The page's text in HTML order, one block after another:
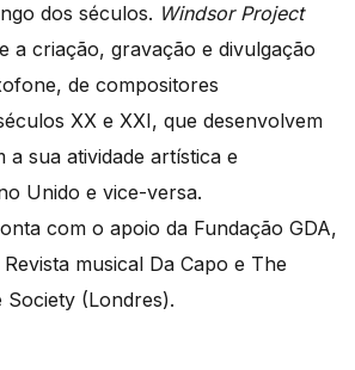
dos séculos. Windsor Project
a criação, gravação e divulgação
de compositores
XX e XXI, que desenvolvem
a sua atividade artística e
Unido e vice-versa.
com o apoio da Fundação GDA,
musical Da Capo e The
(Londres).